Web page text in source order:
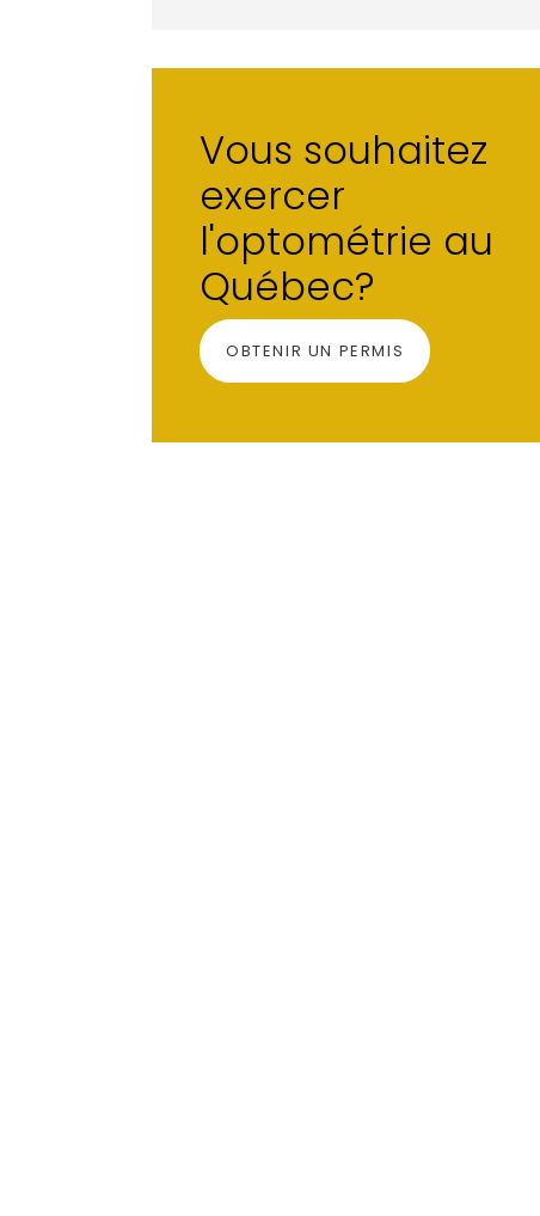
Vous souhaitez
exercer
l'optométrie au
Québec?
OBTENIR UN PERMIS